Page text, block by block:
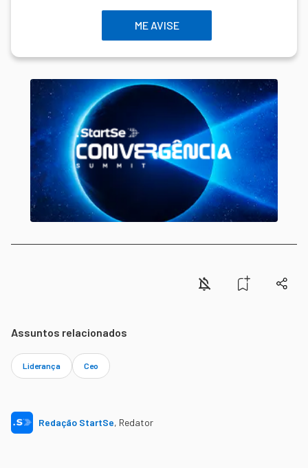
ME AVISE
Assuntos relacionados
Liderança Ceo
Redação StartSe, Redator